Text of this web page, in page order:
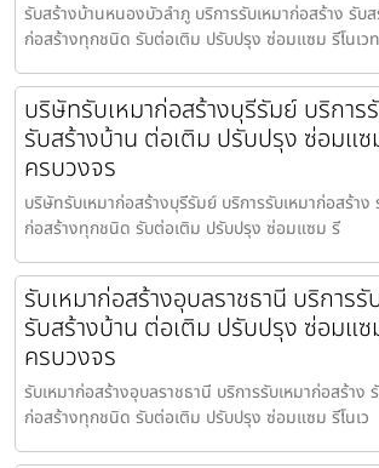
รับสร้างบ้านหนองบัวลำภู บริการรับเหมาก่อสร้าง รับ
ก่อสร้างทุกชนิด รับต่อเติม ปรับปรุง ซ่อมแซม รีโนเว
บริษัทรับเหมาก่อสร้างบุรีรัมย์ บริการ
รับสร้างบ้าน ต่อเติม ปรับปรุง ซ่อมแซ
ครบวงจร
บริษัทรับเหมาก่อสร้างบุรีรัมย์ บริการรับเหมาก่อสร้าง
ก่อสร้างทุกชนิด รับต่อเติม ปรับปรุง ซ่อมแซม รี
รับเหมาก่อสร้างอุบลราชธานี บริการรั
รับสร้างบ้าน ต่อเติม ปรับปรุง ซ่อมแซ
ครบวงจร
รับเหมาก่อสร้างอุบลราชธานี บริการรับเหมาก่อสร้าง
ก่อสร้างทุกชนิด รับต่อเติม ปรับปรุง ซ่อมแซม รีโนเว